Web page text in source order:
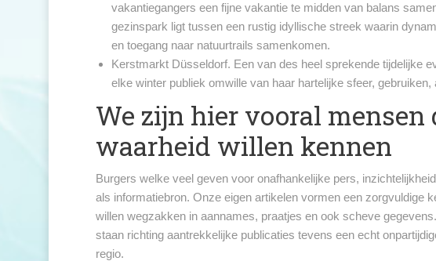
vakantiegangers een fijne vakantie te midden van balans
gezinspark ligt tussen een rustig idyllische streek waarin
en toegang naar natuurtrails samenkomen.
Kerstmarkt Düsseldorf. Een van des heel sprekende tijdelijke
elke winter publiek omwille van haar hartelijke sfeer,
We zijn hier vooral mensen
waarheid willen kennen
Burgers welke veel geven voor onafhankelijke pers,
als informatiebron. Onze eigen artikelen vormen een zorgvuldige
willen wegzakken in aannames, praatjes en ook scheve
staan richting aantrekkelijke publicaties tevens een echt
regio.